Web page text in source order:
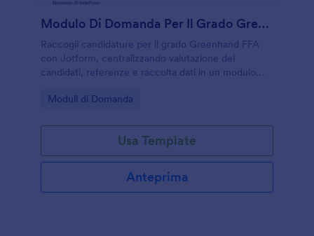
Modulo Di Domanda Per Il Grado Greenhand FFA
Raccogli candidature per il grado Greenhand FFA
con Jotform, centralizzando valutazione dei
candidati, referenze e raccolta dati in un modulo
Go to Category:
Moduli di Domanda
Usa Template
Anteprima